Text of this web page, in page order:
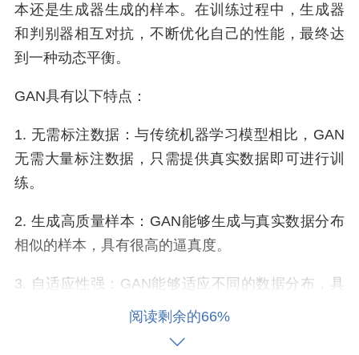
本还是生成器生成的样本。在训练过程中，生成器
和判别器相互对抗，不断优化自己的性能，最终达
到一种动态平衡。
GAN具有以下特点：
1. 无需标注数据：与传统机器学习模型相比，GAN
无需大量标注数据，只需提供真实数据即可进行训
练。
2. 生成高质量样本：GAN能够生成与真实数据分布
相似的样本，具有很高的逼真度。
3. 自适应性强：GAN能够适应不同的数据分布，具
有较强的泛化能力。
二、GAN在编程领域的应用
阅读剩余的66%